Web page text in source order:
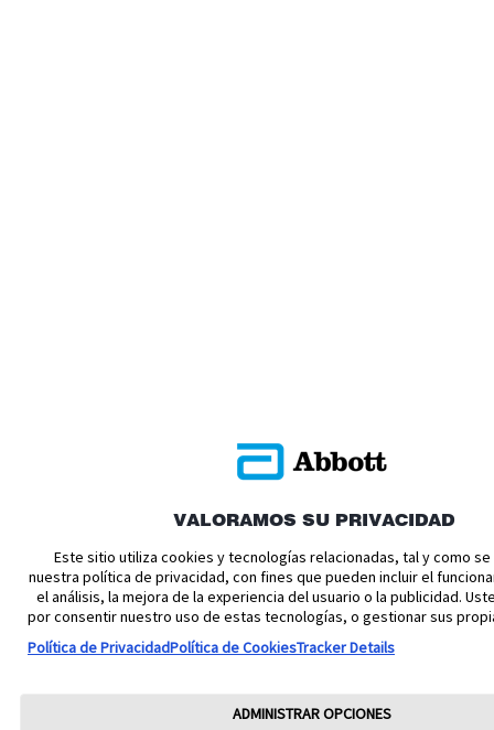
VALORAMOS SU PRIVACIDAD
Este sitio utiliza cookies y tecnologías relacionadas, tal y como
nuestra política de privacidad, con fines que pueden incluir el
el análisis, la mejora de la experiencia del usuario o la publicidad.
por consentir nuestro uso de estas tecnologías, o gestionar sus
Política de PrivacidadPolítica de CookiesTracker Details
ADMINISTRAR OPCIONES